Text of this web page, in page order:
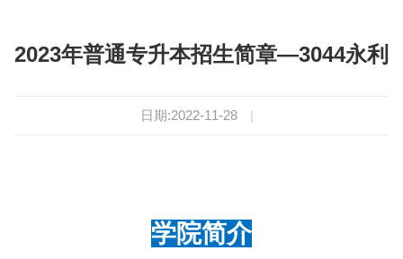
2023年普通专升本招生简章—3044永利
日期:2022-11-28 |
学院简介